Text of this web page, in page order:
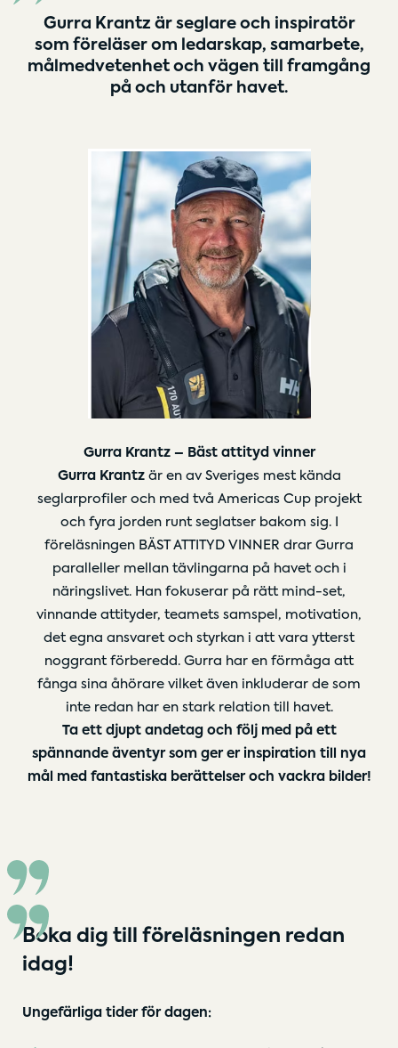
Gurra Krantz är seglare och inspiratör
som föreläser om ledarskap, samarbete,
målmedvetenhet och vägen till framgång
på och utanför havet.
Gurra Krantz – Bäst attityd vinner
Gurra Krantzär en av Sveriges mest kända
seglarprofiler och med två Americas Cup projekt
och fyra jorden runt seglatser bakom sig. I
föreläsningen BÄST ATTITYD VINNER drar Gurra
paralleller mellan tävlingarna på havet och i
näringslivet. Han fokuserar på rätt mind-set,
vinnande attityder, teamets samspel, motivation,
det egna ansvaret och styrkan i att vara ytterst
noggrant förberedd. Gurra har en förmåga att
fånga sina åhörare vilket även inkluderar de som
inte redan har en stark relation till havet.
Ta ett djupt andetag och följ med på ett
spännande äventyr som ger er inspiration till nya
mål med fantastiska berättelser och vackra bilder!
Boka dig till föreläsningen redan
idag!
Ungefärliga tider för dagen: